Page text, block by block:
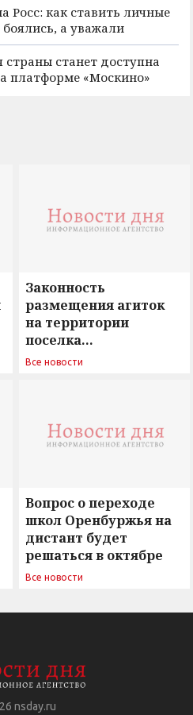
как ставить личные
а уважали
станет доступна
платформе «Москино»
Законность
размещения агиток
на территории
поселка
Новосергиевка
Все новости
Вопрос о переходе
школ Оренбуржья на
дистант будет
решаться в октябре
Все новости
nsday.ru